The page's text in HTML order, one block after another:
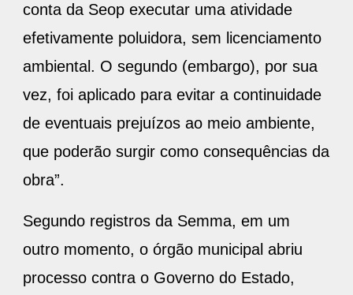
conta da Seop executar uma atividade
efetivamente poluidora, sem licenciamento
ambiental. O segundo (embargo), por sua
vez, foi aplicado para evitar a continuidade
de eventuais prejuízos ao meio ambiente,
que poderão surgir como consequências da
obra”.
Segundo registros da Semma, em um
outro momento, o órgão municipal abriu
processo contra o Governo do Estado,